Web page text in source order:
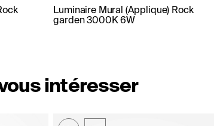
Luminaire Mural (Applique) Rock
garden 3000K 6W
intéresser